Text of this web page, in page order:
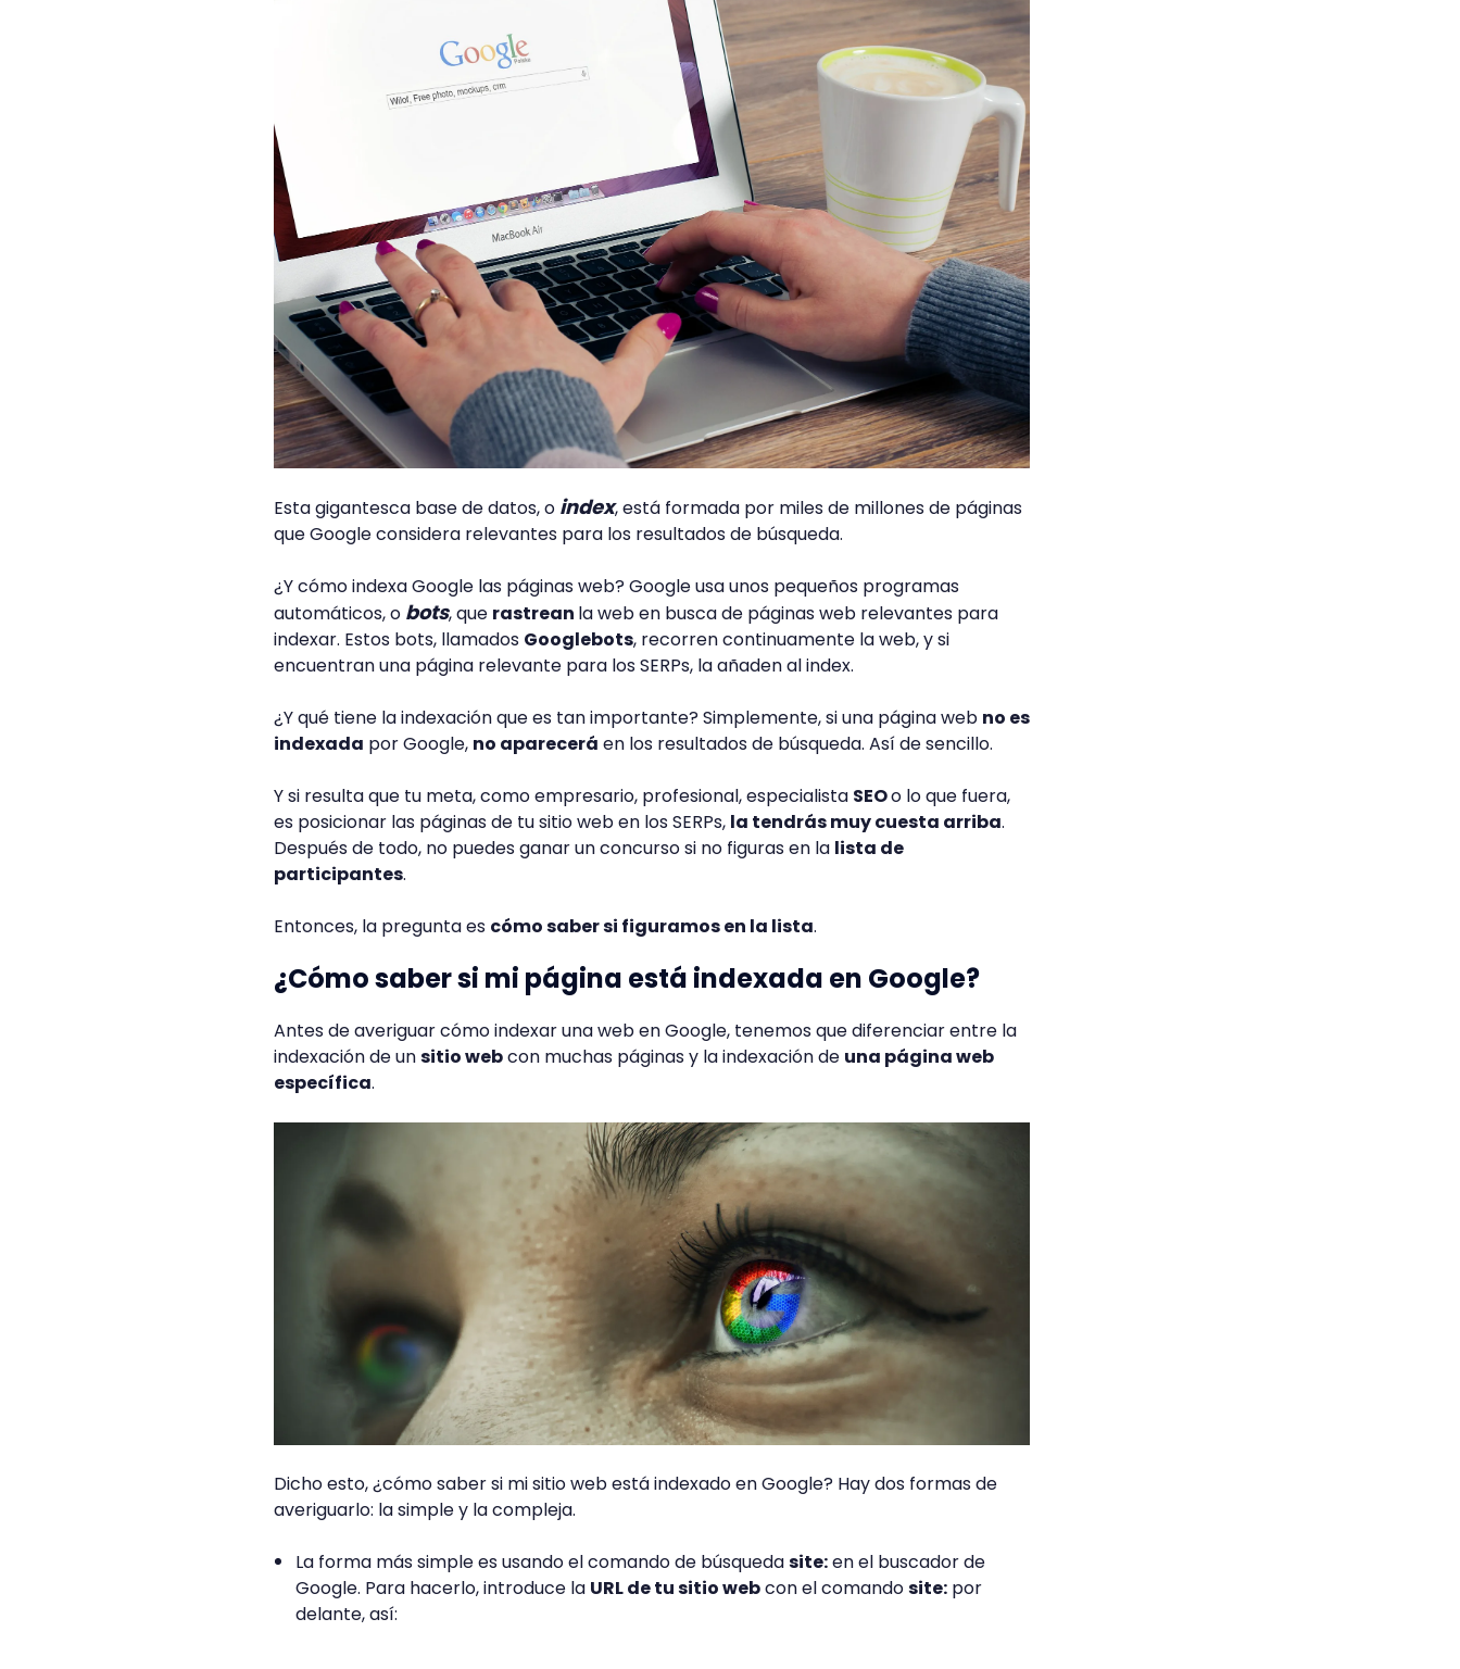
Esta gigantesca base de datos, o index, está formada por miles de millones de páginas
que Google considera relevantes para los resultados de búsqueda.
¿Y cómo indexa Google las páginas web? Google usa unos pequeños programas
automáticos, o bots, que rastrean la web en busca de páginas web relevantes para
indexar. Estos bots, llamados Googlebots, recorren continuamente la web, y si
encuentran una página relevante para los SERPs, la añaden al index.
¿Y qué tiene la indexación que es tan importante? Simplemente, si una página web no es
indexada por Google, no aparecerá en los resultados de búsqueda. Así de sencillo.
Y si resulta que tu meta, como empresario, profesional, especialista SEOo lo que fuera,
es posicionar las páginas de tu sitio web en los SERPs, la tendrás muy cuesta arriba.
Después de todo, no puedes ganar un concurso si no figuras en la lista de
participantes.
Entonces, la pregunta es cómo saber si figuramos en la lista.
¿Cómo saber si mi página está indexada en Google?
Antes de averiguar cómo indexar una web en Google, tenemos que diferenciar entre la
indexación de unsitio webcon muchas páginas y la indexación de una página web
específica.
Dicho esto, ¿cómo saber si mi sitio web está indexado en Google? Hay dos formas de
averiguarlo: la simple y la compleja.
La forma más simple es usando el comando de búsquedasite:en el buscador de
Google. Para hacerlo, introduce la URL de tu sitio webcon el comandosite: por
delante, así: